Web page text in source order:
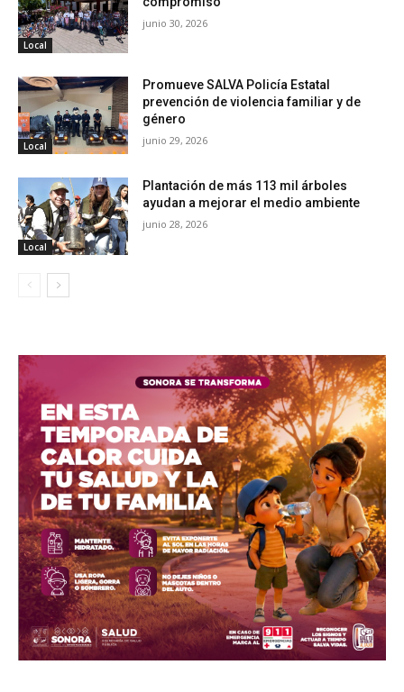
Local
junio 30, 2026
Local
Promueve SALVA Policía Estatal
prevención de violencia familiar y de
género
junio 29, 2026
Local
Plantación de más 113 mil árboles
ayudan a mejorar el medio ambiente
junio 28, 2026